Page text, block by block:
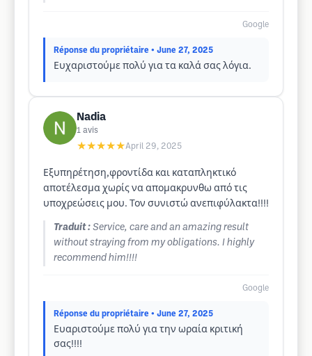
Google
Réponse du propriétaire • June 27, 2025
Ευχαριστούμε πολύ για τα καλά σας λόγια.
Nadia
1 avis
★★★★★April 29, 2025
Εξυπηρέτηση,φροντίδα και καταπληκτικό
αποτέλεσμα χωρίς να απομακρυνθω από τις
υποχρεώσεις μου. Τον συνιστώ ανεπιφύλακτα!!!!
Traduit : Service, care and an amazing result
without straying from my obligations. I highly
recommend him!!!!
Google
Réponse du propriétaire • June 27, 2025
Ευαριστούμε πολύ για την ωραία κριτική
σας!!!!